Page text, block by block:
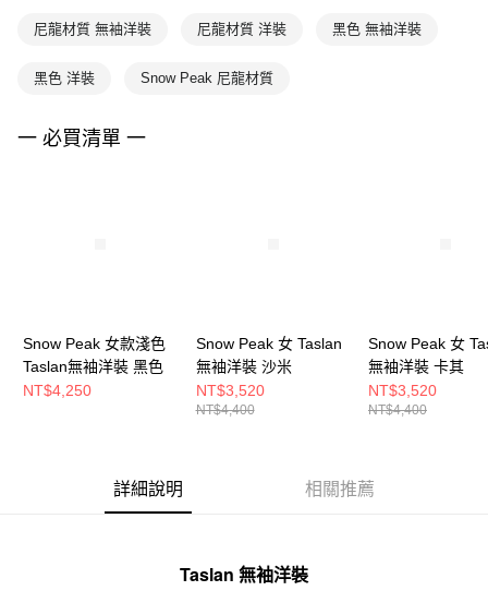
尼龍材質 無袖洋裝 尼龍材質 洋裝 黑色 無袖洋裝
黑色 洋裝 Snow Peak 尼龍材質
一 必買清單 一
Snow Peak 女款淺色
Taslan無袖洋裝 黑色
NT$4,250
Snow Peak 女 Taslan
無袖洋裝 沙米
NT$3,520
NT$4,400
Snow Peak 女
無袖洋裝 卡其
NT$3,520
NT$4,400
詳細說明 相關推薦
Taslan 無袖洋裝